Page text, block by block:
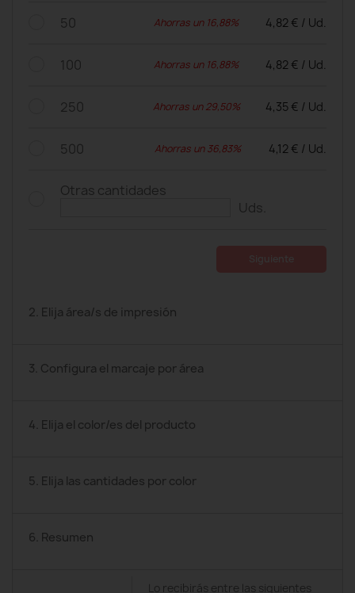
50 Ahorras un 16,88% 4,82 € / Ud.
100 Ahorras un 16,88% 4,82 € / Ud.
250 Ahorras un 29,50% 4,35 € / Ud.
500 Ahorras un 36,83% 4,12 € / Ud.
Otras cantidades
Uds.
2. Elija área/s de impresión
3. Configura el marcaje por área
4. Elija el color/es del producto
5. Elija las cantidades por color
6. Resumen
Lo recibirás entre las siguientes